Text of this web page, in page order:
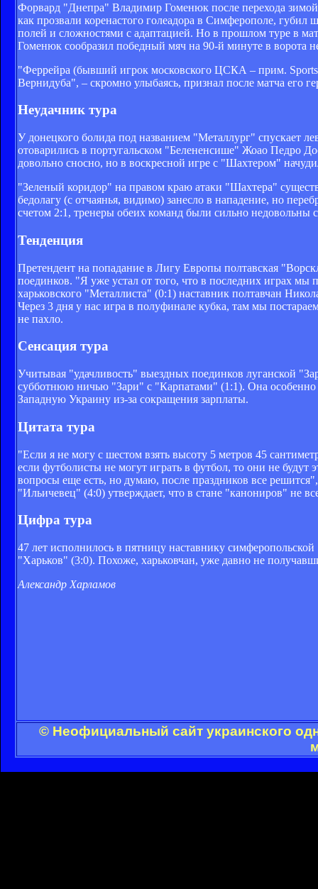
Форвард "Днепра" Владимир Гоменюк после перехода
как прозвали коренастого голеадора в Симферополе,
полей и сложностями с адаптацией. Но в прошлом туре в
Гоменюк сообразил победный мяч на 90-й минуте в ворота
"Феррейра (бывший игрок московского ЦСКА – прим.
Вернидуба", – скромно улыбаясь, признал после матча его
Неудачник тура
У донецкого болида под названием "Металлург" спускает
отоварились в португальском "Белененсише" Жоао Педро
довольно сносно, но в воскресной игре с "Шахтером"
"Зеленый коридор" на правом краю атаки "Шахтера"
бедолагу (с отчаянья, видимо) занесло в нападение, но
счетом 2:1, тренеры обеих команд были сильно недовольны
Тенденция
Претендент на попадание в Лигу Европы полтавская
поединков. "Я уже устал от того, что в последних играх
харьковского "Металлиста" (0:1) наставник полтавчан
Через 3 дня у нас игра в полуфинале кубка, там мы
не пахло.
Сенсация тура
Учитывая "удачливость" выездных поединков луганской
субботнюю ничью "Зари" с "Карпатами" (1:1). Она особенно
Западную Украину из-за сокращения зарплаты.
Цитата тура
"Если я не могу с шестом взять высоту 5 метров 45
если футболисты не могут играть в футбол, то они не
вопросы еще есть, но думаю, после праздников все
"Ильичевец" (4:0) утверждает, что в стане "канониров" не
Цифра тура
47 лет исполнилось в пятницу наставнику
"Харьков" (3:0). Похоже, харьковчан, уже давно не
Александр Харламов
© Неофициальный сайт украинского